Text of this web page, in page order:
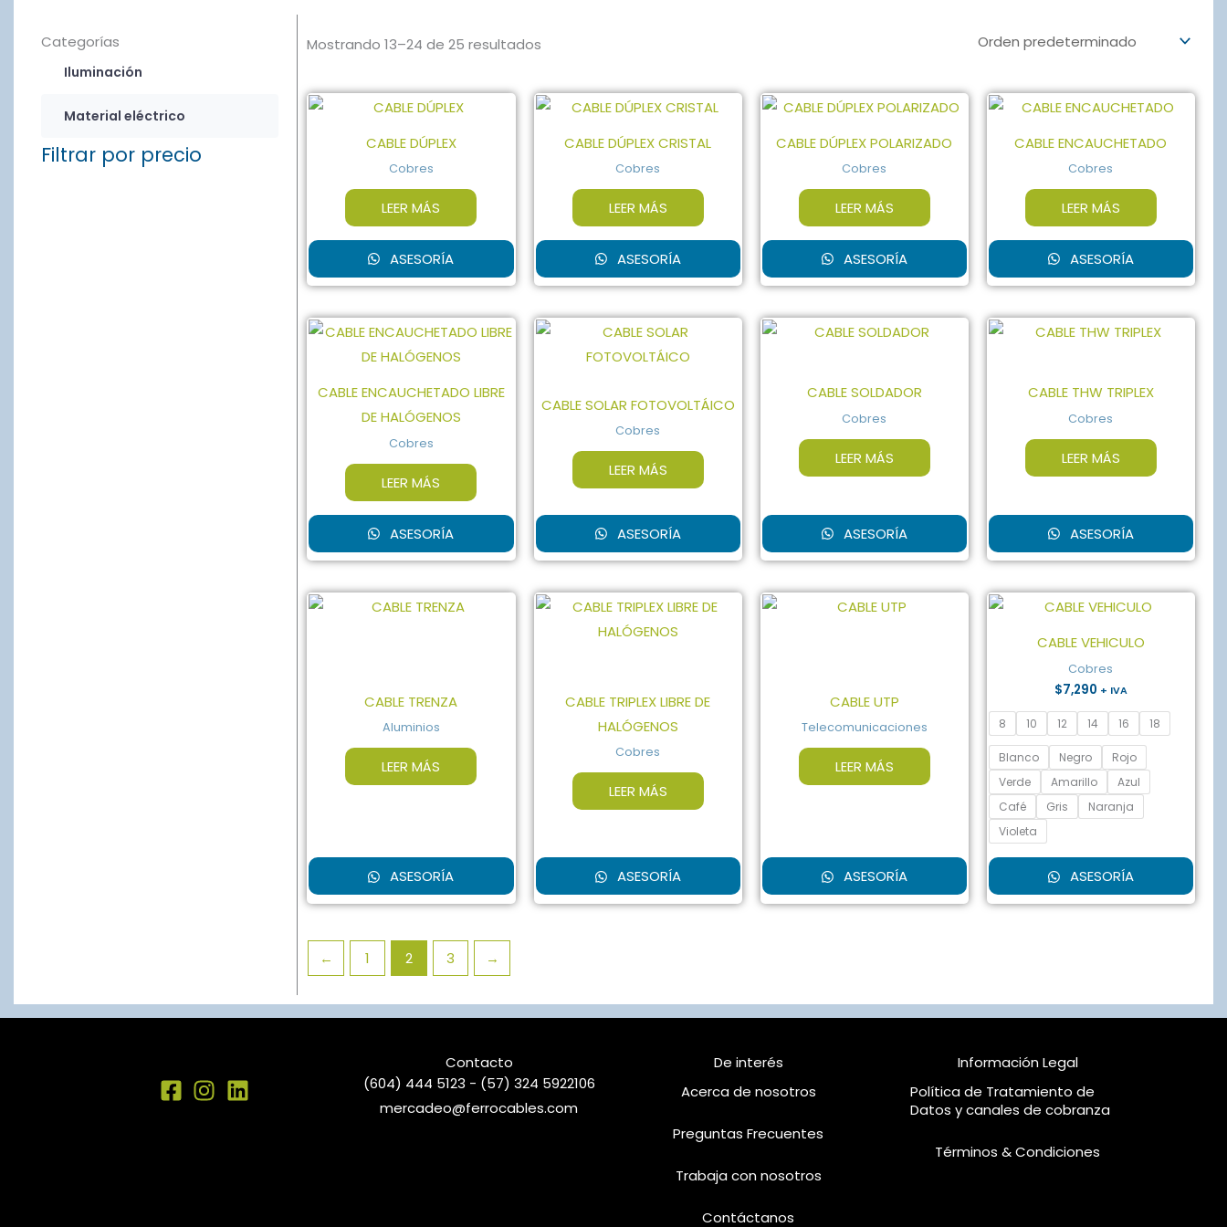
Categorías
Iluminación
Material eléctrico
Filtrar por precio
Mostrando 13–24 de 25 resultados
CABLE DÚPLEX
Cobres
LEER MÁS
ASESORÍA
CABLE DÚPLEX CRISTAL
Cobres
LEER MÁS
ASESORÍA
CABLE DÚPLEX POLARIZADO
Cobres
LEER MÁS
ASESORÍA
CABLE ENCAUCHETADO
Cobres
LEER MÁS
ASESORÍA
CABLE ENCAUCHETADO LIBRE
DE HALÓGENOS
Cobres
LEER MÁS
ASESORÍA
CABLE SOLAR FOTOVOLTÁICO
Cobres
LEER MÁS
ASESORÍA
CABLE SOLDADOR
Cobres
LEER MÁS
ASESORÍA
CABLE THW TRIPLEX
Cobres
LEER MÁS
ASESORÍA
CABLE TRENZA
Aluminios
LEER MÁS
ASESORÍA
CABLE TRIPLEX LIBRE DE
HALÓGENOS
Cobres
LEER MÁS
ASESORÍA
CABLE UTP
Telecomunicaciones
LEER MÁS
ASESORÍA
CABLE VEHICULO
Cobres
$7,290 + IVA
8 10 12 14 16 18
Blanco Negro
Rojo
Verde
Amarillo
Azul
Café
Gris
Naranja
Violeta
Este
tiene
múltiples
Las
opciones
se
pueden
la
página
ASESORÍA
← 1 2 3 →
Contacto
(604) 444 5123 - (57) 324 5922106
mercadeo@ferrocables.com
De interés
Acerca de nosotros
Preguntas Frecuentes
Trabaja con nosotros
Contáctanos
Información Legal
Política de Tratamiento de
Datos y canales de cobranza
Términos & Condiciones